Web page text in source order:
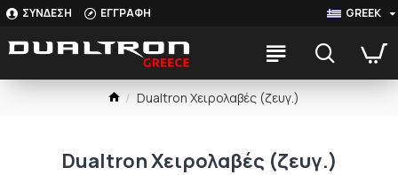
ΣΥΝΔΕΣΗ ΕΓΓΡΑΦΗ GREEK
Dualtron Χειρολαβές (ζευγ.)
Dualtron Χειρολαβές (ζευγ.)